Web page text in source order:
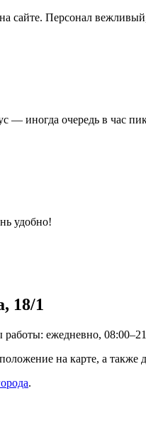
сайте. Персонал
— иногда очередь в час
удобно!
18/1
работы: ежедневно,
на карте, а также
.